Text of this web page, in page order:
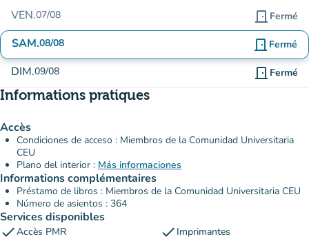
VEN.07/08 door_front Fermé
SAM.08/08 door_front Fermé
DIM.09/08 door_front Fermé
Informations pratiques
Accès
Condiciones de acceso : Miembros de la Comunidad Universitaria
CEU
Plano del interior : Más informaciones
Informations complémentaires
Préstamo de libros : Miembros de la Comunidad Universitaria CEU
Número de asientos : 364
Services disponibles
checkAccès PMR check Imprimantes